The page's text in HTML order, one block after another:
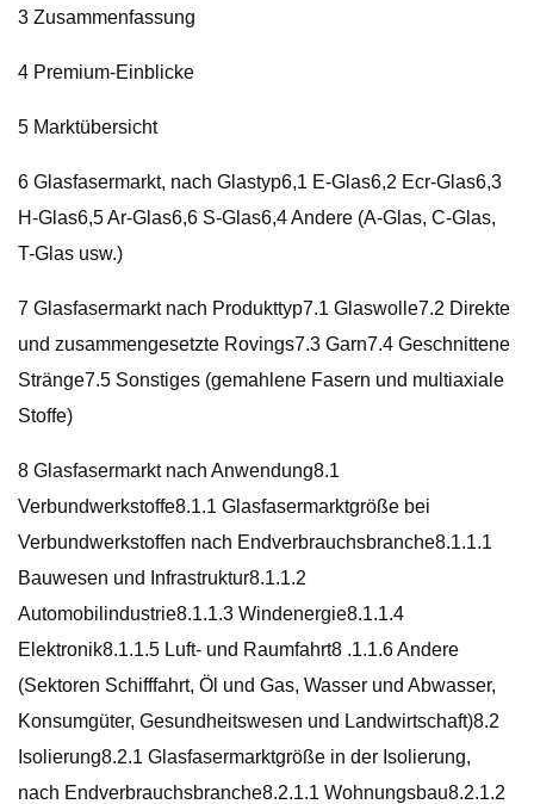
3 Zusammenfassung
4 Premium-Einblicke
5 Marktübersicht
6 Glasfasermarkt, nach Glastyp6,1 E-Glas6,2 Ecr-Glas6,3
H-Glas6,5 Ar-Glas6,6 S-Glas6,4 Andere (A-Glas, C-Glas,
T-Glas usw.)
7 Glasfasermarkt nach Produkttyp7.1 Glaswolle7.2 Direkte
und zusammengesetzte Rovings7.3 Garn7.4 Geschnittene
Stränge7.5 Sonstiges (gemahlene Fasern und multiaxiale
Stoffe)
8 Glasfasermarkt nach Anwendung8.1
Verbundwerkstoffe8.1.1 Glasfasermarktgröße bei
Verbundwerkstoffen nach Endverbrauchsbranche8.1.1.1
Bauwesen und Infrastruktur8.1.1.2
Automobilindustrie8.1.1.3 Windenergie8.1.1.4
Elektronik8.1.1.5 Luft- und Raumfahrt8 .1.1.6 Andere
(Sektoren Schifffahrt, Öl und Gas, Wasser und Abwasser,
Konsumgüter, Gesundheitswesen und Landwirtschaft)8.2
Isolierung8.2.1 Glasfasermarktgröße in der Isolierung,
nach Endverbrauchsbranche8.2.1.1 Wohnungsbau8.2.1.2